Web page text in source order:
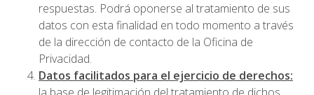
respuestas. Podrá oponerse al tratamiento de sus
datos con esta finalidad en todo momento a través
de la dirección de contacto de la Oficina de
Privacidad.
Datos facilitados para el ejercicio de derechos: